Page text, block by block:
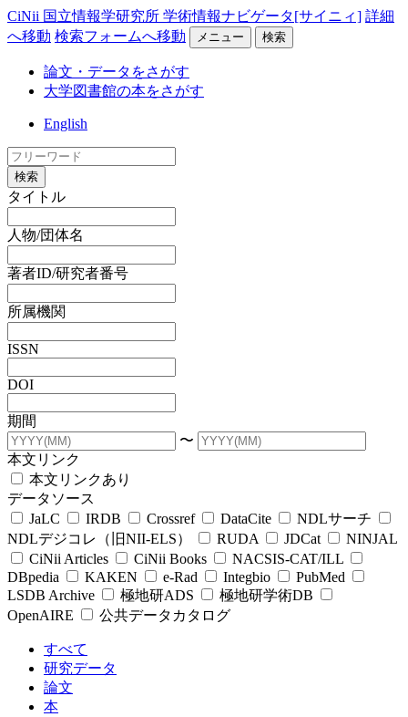
CiNii 国立情報学研究所 学術情報ナビゲータ[サイニィ] 詳細
へ移動 検索フォームへ移動 メニュー 検索
論文・データをさがす
大学図書館の本をさがす
English
検索
タイトル
人物/団体名
著者ID/研究者番号
所属機関
ISSN
DOI
期間
〜
本文リンク
本文リンクあり
データソース
JaLC
IRDB Crossref DataCite
NDLサーチ
NDLデジコレ（旧NII-ELS）
RUDA JDCat
NINJAL
CiNii Articles
CiNii Books
NACSIS-CAT/ILL
DBpedia
KAKEN e-Rad Integbio
PubMed
LSDB Archive
極地研ADS
極地研学術DB
OpenAIRE
公共データカタログ
すべて
研究データ
論文
本